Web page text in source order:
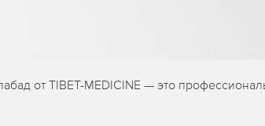
от TIBET-MEDICINE — это